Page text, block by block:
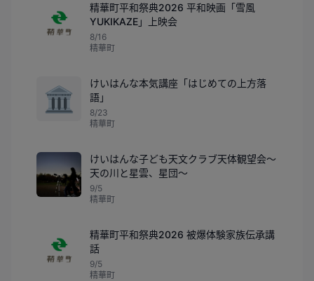
精華町平和祭典2026 平和映画「雪風
YUKIKAZE」上映会
8/16
精華町
🏛️
けいはんな本気講座「はじめての上方落
語」
8/23
精華町
けいはんな子ども天文クラブ天体観望会～
天の川と星雲、星団～
9/5
精華町
精華町平和祭典2026 被爆体験家族伝承講
話
9/5
精華町